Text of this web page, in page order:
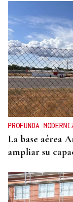
PROFUNDA
La base aérea
ampliar su